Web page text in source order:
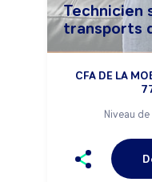
Technicien
transports
CFA DE LA
Niveau